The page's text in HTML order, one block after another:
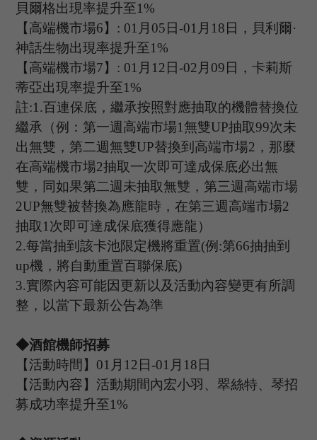
貝爾格出現率提升至1%
【高端機市場6】 : 01 月05 日-01 月 18 日，貝利爾·
神話生物出現率提升至1%
【高端機市場7】 : 01 月 12 日-02 月09 日，卡莉斯
蒂亞出現率提升至1%
註:1.百連保底，繼承按照對應抽取的機體替換位
繼承（例：第一週高端市場1 無雙UP抽取99次未
出無雙，第二週無雙UP替換到高端市場2 ，那麼
在高端機市場2抽取一次即可達成保底必出無
雙，同如果第二週未抽取無雙，第三週高端市場
2UP無雙被替換為應龍時，在第三週高端市場2
抽取 1 次即可達成保底獲得應龍）
2.每當抽到該卡池限定機將重置(例 :第66抽抽到
up機，將自動重置百聯保底)
3.實際內容可能因更新以及活動內容變更有所調
整，以當下最新公告為準
◆酒館機師招募
【活動時間】01 月 12 日-01 月 18 日
【活動內容】活動期間內宏小羽、翠絲特、琴招
募成功率提升至1%